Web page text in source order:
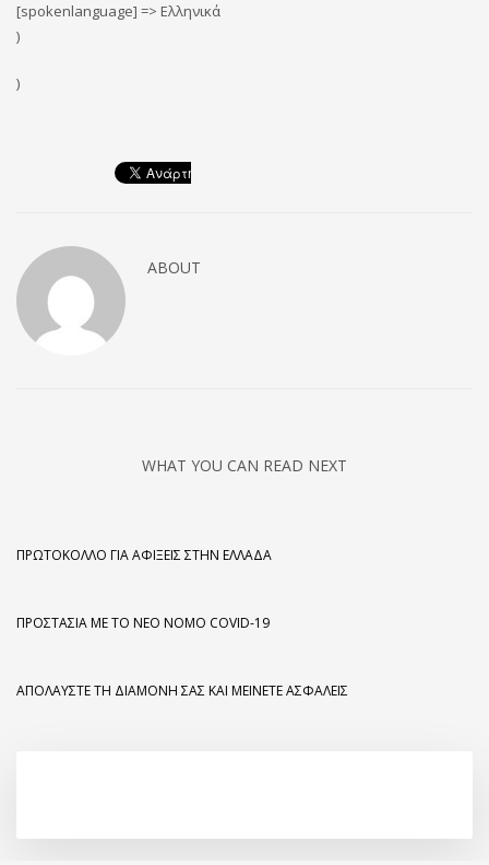
[spokenlanguage] => Ελληνικά
)
)
ABOUT
WHAT YOU CAN READ NEXT
ΠΡΩΤΌΚΟΛΛΟ ΓΙΑ ΑΦΊΞΕΙΣ ΣΤΗΝ ΕΛΛΆΔΑ
ΠΡΟΣΤΑΣΊΑ ΜΕ ΤΟ ΝΈΟ ΝΌΜΟ COVID-19
ΑΠΟΛΑΎΣΤΕ ΤΗ ΔΙΑΜΟΝΉ ΣΑΣ ΚΑΙ ΜΕΊΝΕΤΕ ΑΣΦΑΛΕΊΣ